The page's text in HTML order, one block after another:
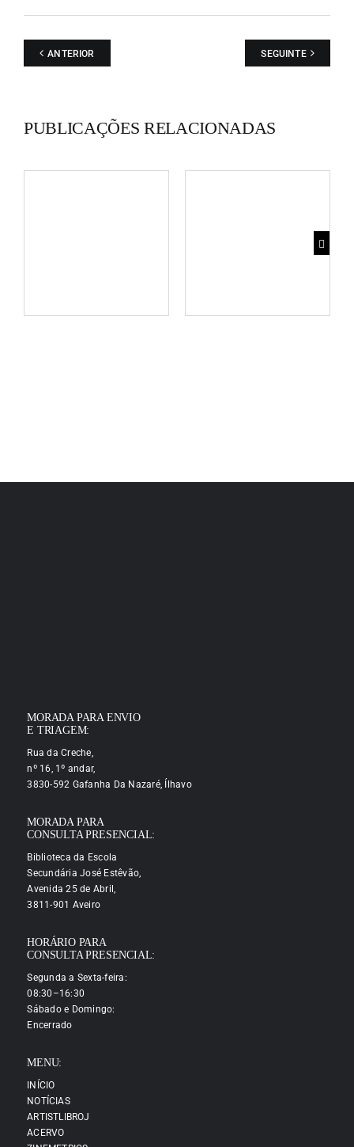
ANTERIOR SEGUINTE
PUBLICAÇÕES RELACIONADAS
MORADA PARA ENVIO
E TRIAGEM:
Rua da Creche,
nº 16, 1º andar,
3830-592 Gafanha Da Nazaré, Ílhavo
MORADA PARA
CONSULTA PRESENCIAL:
Biblioteca da Escola
Secundária José Estêvão,
Avenida 25 de Abril,
3811-901 Aveiro
HORÁRIO PARA
CONSULTA PRESENCIAL:
Segunda a Sexta-feira:
08:30–16:30
Sábado e Domingo:
Encerrado
MENU:
INÍCIO
NOTÍCIAS
ARTISTLIBROJ
ACERVO